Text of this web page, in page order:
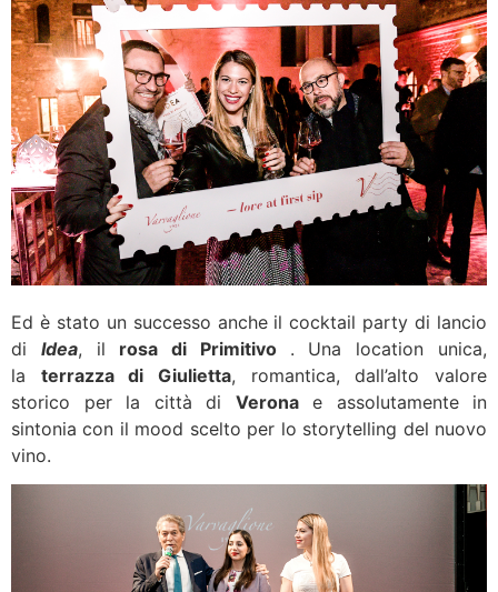
Ed è stato un successo anche il cocktail party di lancio
di Idea, il rosa di Primitivo . Una location unica,
la terrazza di Giulietta, romantica, dall’alto valore
storico per la città di Veronae assolutamente in
sintonia con il mood scelto per lo storytelling del nuovo
vino.